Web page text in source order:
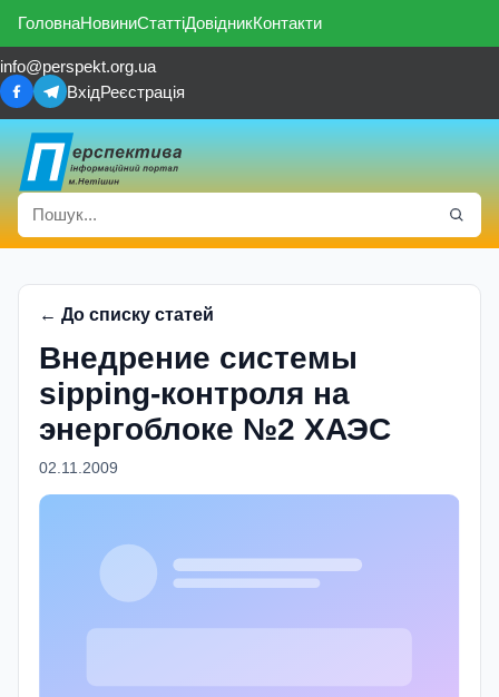
ГоловнаНовиниСтаттіДовідникКонтакти
info@perspekt.org.ua
ВхідРеєстрація
← До списку статей
Внедрение системы
sipping-контроля на
энергоблоке №2 ХАЭС
02.11.2009